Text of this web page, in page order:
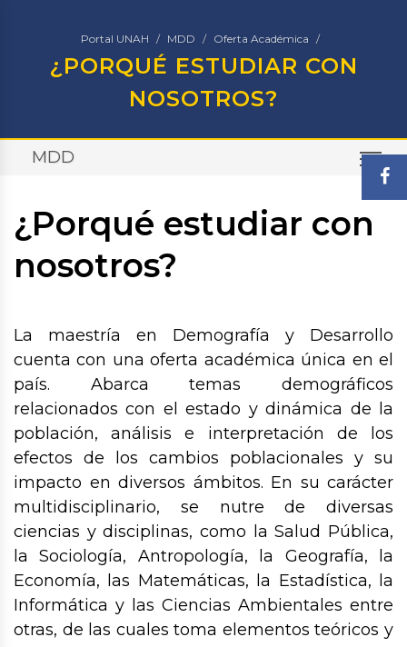
Portal UNAH MDD Oferta Académica
¿PORQUÉ ESTUDIAR CON
NOSOTROS?
MDD
¿Porqué estudiar con
nosotros?
La maestría en Demografía y Desarrollo
cuenta con una oferta académica única en el
país. Abarca temas demográficos
relacionados con el estado y dinámica de la
población, análisis e interpretación de los
efectos de los cambios poblacionales y su
impacto en diversos ámbitos. En su carácter
multidisciplinario, se nutre de diversas
ciencias y disciplinas, como la Salud Pública,
la Sociología, Antropología, la Geografía, la
Economía, las Matemáticas, la Estadística, la
Informática y las Ciencias Ambientales entre
otras, de las cuales toma elementos teóricos y